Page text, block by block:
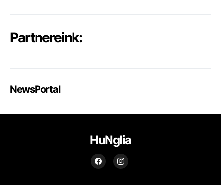
Partnereink:
NewsPortal
HuNglia